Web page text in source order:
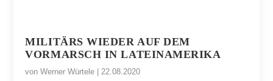
MILITÄRS WIEDER AUF DEM
VORMARSCH IN LATEINAMERIKA
vonWerner Würtele |22.08.2020